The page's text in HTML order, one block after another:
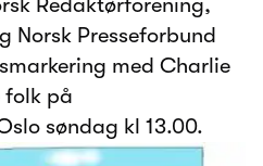
Redaktørforening,
Norsk Presseforbund
med Charlie
folk på
søndag kl 13.00.